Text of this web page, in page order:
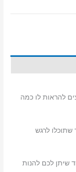
הולדת 41 , אנחנו רוצים להראות לו כמה
שתוכלו לרגש
זול מאוד שיתן לכם להנות